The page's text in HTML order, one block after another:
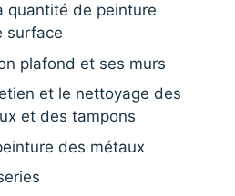
quantité de peinture
surface
plafond et ses murs
et le nettoyage des
et des tampons
des métaux